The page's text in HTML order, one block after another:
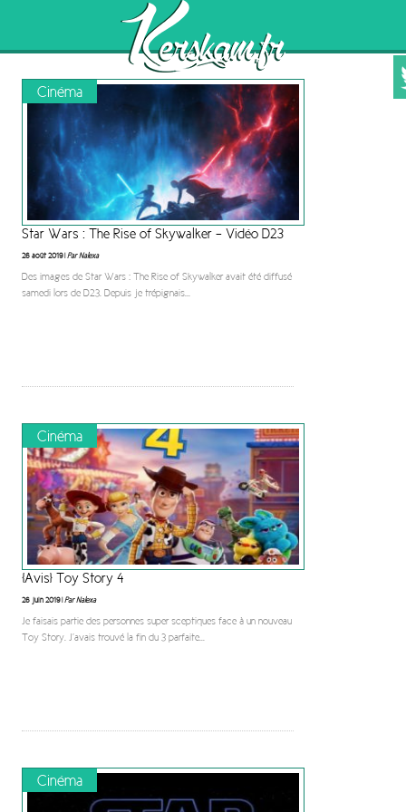
Cinéma
Star Wars : The Rise of Skywalker – Vidéo D23
26 août 2019 |Par Nalexa
Des images de Star Wars : The Rise of Skywalker avait été diffusé
samedi lors de D23. Depuis je trépignais...
Cinéma
[Avis] Toy Story 4
26 juin 2019 |Par Nalexa
Je faisais partie des personnes super sceptiques face à un nouveau
Toy Story. J’avais trouvé la fin du 3 parfaite...
Cinéma